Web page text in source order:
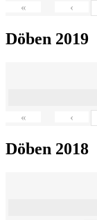
« ‹
Döben 2019
« ‹
Döben 2018